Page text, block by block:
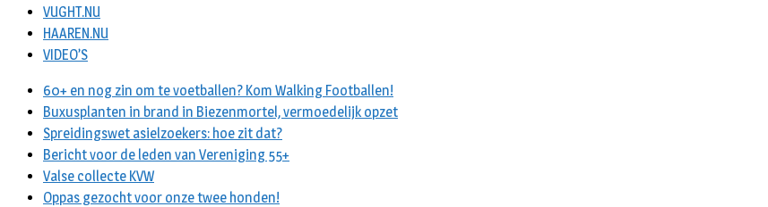
VUGHT.NU
HAAREN.NU
VIDEO’S
60+ en nog zin om te voetballen? Kom Walking Footballen!
Buxusplanten in brand in Biezenmortel, vermoedelijk opzet
Spreidingswet asielzoekers: hoe zit dat?
Bericht voor de leden van Vereniging 55+
Valse collecte KVW
Oppas gezocht voor onze twee honden!